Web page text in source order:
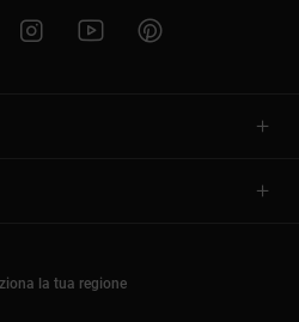
la tua regione